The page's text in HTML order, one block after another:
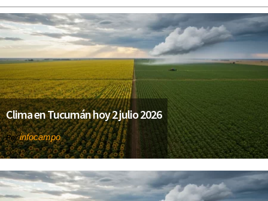
Clima en Tucumán hoy 2 julio 2026
Porinfocampo